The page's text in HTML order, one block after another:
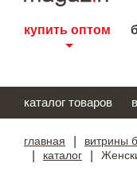
купить оптом
каталог товаров
главная витрины
каталог